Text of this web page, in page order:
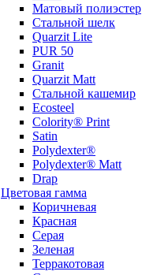
Матовый полиэстер
Стальной шелк
Quarzit Lite
PUR 50
Granit
Quarzit Matt
Стальной кашемир
Ecosteel
Colority® Print
Satin
Polydexter®
Polydexter® Matt
Drap
Цветовая гамма
Коричневая
Красная
Серая
Зеленая
Терракотовая